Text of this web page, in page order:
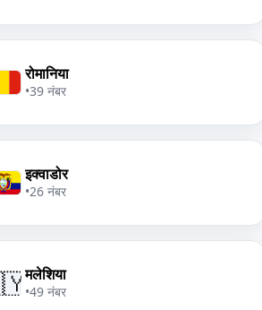
रोमानिया
•39 नंबर
इक्वाडोर
•26 नंबर
मलेशिया
•49 नंबर